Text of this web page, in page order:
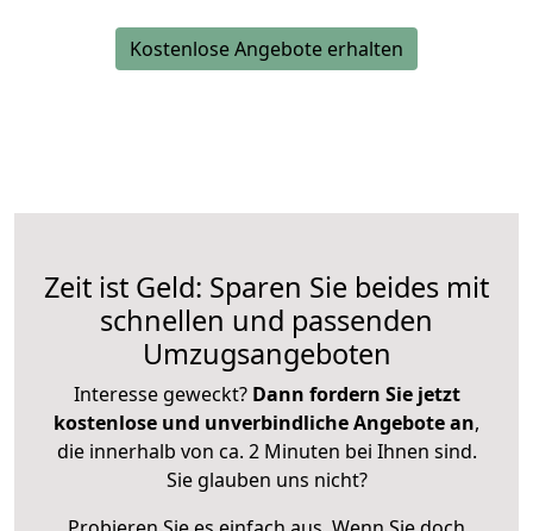
Kostenlose Angebote erhalten
Zeit ist Geld: Sparen Sie beides mit
schnellen und passenden
Umzugsangeboten
Interesse geweckt? Dann fordern Sie jetzt
kostenlose und unverbindliche Angebote an,
die innerhalb von ca. 2 Minuten bei Ihnen sind.
Sie glauben uns nicht?